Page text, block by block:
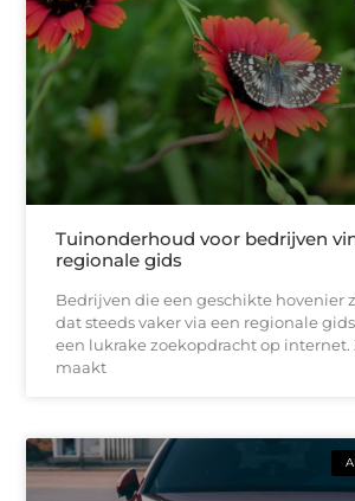
Tuinonderhoud voor bedrijven
regionale gids
Bedrijven die een geschikte hovenier
dat steeds vaker via een regionale
een lukrake zoekopdracht op internet.
maakt